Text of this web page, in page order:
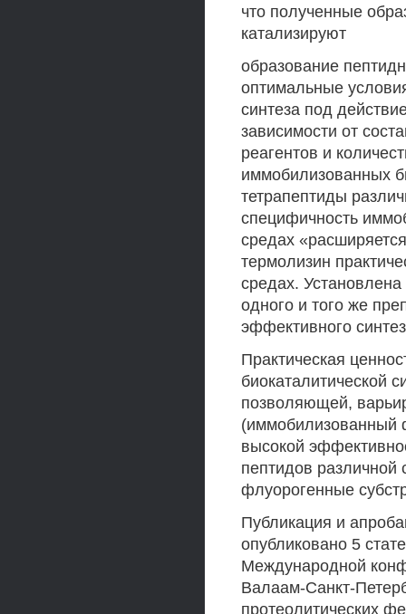
что полученные
катализируют
образование
оптимальные
синтеза под
зависимости от
реагентов и
иммобилизованных
тетрапептиды
специфичность
средах
термолизин
средах.
одного и того же
эффективного
Практическая
биокаталитической
позволяющей,
(иммобилизованный
высокой
пептидов различной
флуорогенные
Публикация и
опубликовано 5
Международной
Валаам-Санкт-
протеолитических